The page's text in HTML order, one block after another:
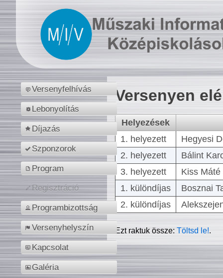
Versenyfelhívás
Lebonyolítás
Díjazás
Szponzorok
Program
Regisztráció
Programbizottság
Versenyhelyszín
Kapcsolat
Galéria
Versenyen
Helyezések
1. helyezett
Hegyesi
2. helyezett
Bálint
3. helyezett
Kiss
1. különdíjas
Bosznai
2. különdíjas
Ezt raktuk össze:Töltsd le!.